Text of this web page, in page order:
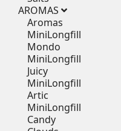
AROMAS
Aromas
MiniLongfill
Mondo
MiniLongfill
Juicy
MiniLongfill
Artic
MiniLongfill
Candy